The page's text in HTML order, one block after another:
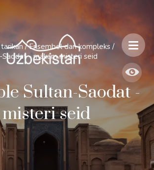
/ Ensembel dan kompleks /
- makam misteri seid
Sultan-Saodat -
seid